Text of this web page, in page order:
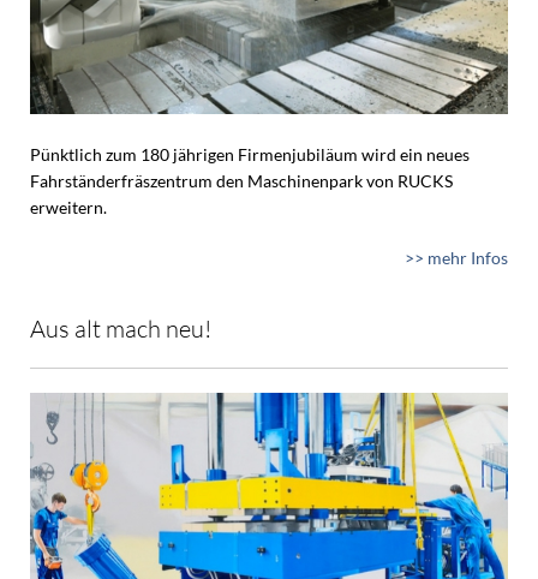
Pünktlich zum 180 jährigen Firmenjubiläum wird ein neues
Fahrständerfräszentrum den Maschinenpark von RUCKS
erweitern.
>> mehr Infos
Aus alt mach neu!